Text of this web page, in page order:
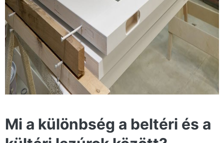
Mi a különbség a beltéri és a